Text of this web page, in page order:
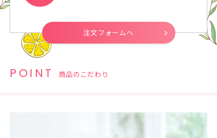
注文フォームへ
POINT 商品のこだわり